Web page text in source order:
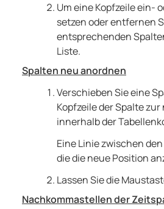
Um eine Kopfzeile ein-
setzen oder entfernen
entsprechenden
Liste.
Spalten neu anordnen
Verschieben Sie eine
Kopfzeile der Spalte
innerhalb der
Eine Linie zwischen
die die neue Position
Lassen Sie die
Nachkommastellen der